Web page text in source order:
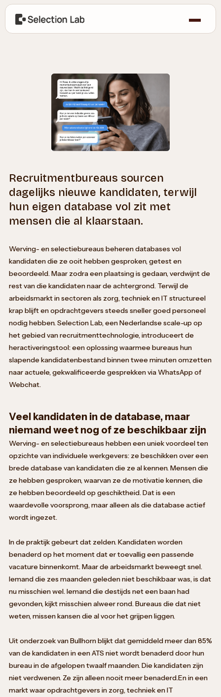
Recruitmentbureaus sourcen
dagelijks nieuwe kandidaten, terwijl
hun eigen database vol zit met
mensen die al klaarstaan.
Werving- en selectiebureaus beheren databases vol
kandidaten die ze ooit hebben gesproken, getest en
beoordeeld. Maar zodra een plaatsing is gedaan, verdwijnt de
rest van die kandidaten naar de achtergrond. Terwijl de
arbeidsmarkt in sectoren als zorg, techniek en IT structureel
krap blijft en opdrachtgevers steeds sneller goed personeel
nodig hebben. Selection Lab, een Nederlandse scale-up op
het gebied van recruitmenttechnologie, introduceert de
heractiveringstool: een oplossing waarmee bureaus hun
slapende kandidatenbestand binnen twee minuten omzetten
naar actuele, gekwalificeerde gesprekken via WhatsApp of
Webchat.
Veel kandidaten in de database, maar
niemand weet nog of ze beschikbaar zijn
Werving- en selectiebureaus hebben een uniek voordeel ten
opzichte van individuele werkgevers: ze beschikken over een
brede database van kandidaten die ze al kennen. Mensen die
ze hebben gesproken, waarvan ze de motivatie kennen, die
ze hebben beoordeeld op geschiktheid. Dat is een
waardevolle voorsprong, maar alleen als die database actief
wordt ingezet.
In de praktijk gebeurt dat zelden. Kandidaten worden
benaderd op het moment dat er toevallig een passende
vacature binnenkomt. Maar de arbeidsmarkt beweegt snel.
Iemand die zes maanden geleden niet beschikbaar was, is dat
nu misschien wel. Iemand die destijds net een baan had
gevonden, kijkt misschien alweer rond. Bureaus die dat niet
weten, missen kansen die al voor het grijpen liggen.
Uit onderzoek van Bullhorn blijkt dat gemiddeld meer dan 85%
van de kandidaten in een ATS niet wordt benaderd door hun
bureau in de afgelopen twaalf maanden. Die kandidaten zijn
niet verdwenen. Ze zijn alleen nooit meer benaderd.En in een
markt waar opdrachtgevers in zorg, techniek en IT